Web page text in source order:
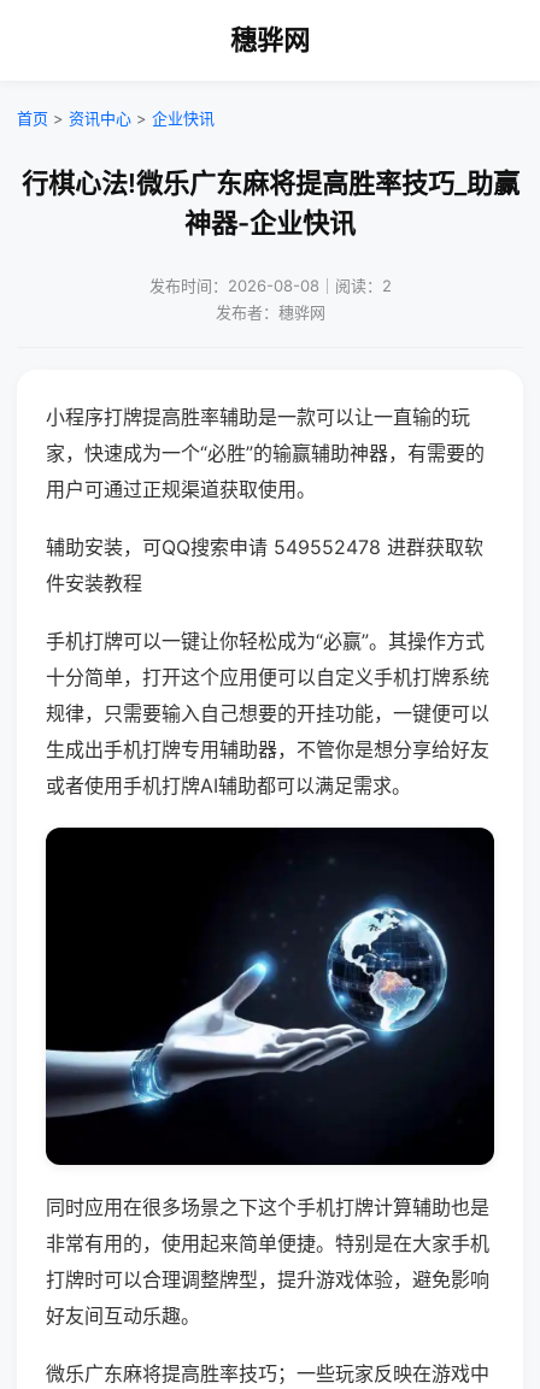
穗骅网
首页 > 资讯中心 > 企业快讯
行棋心法!微乐广东麻将提高胜率技巧_助赢
神器-企业快讯
发布时间：2026-08-08｜阅读：2
发布者：穗骅网
小程序打牌提高胜率辅助是一款可以让一直输的玩
家，快速成为一个“必胜”的输赢辅助神器，有需要的
用户可通过正规渠道获取使用。
辅助安装，可QQ搜索申请 549552478 进群获取软
件安装教程
手机打牌可以一键让你轻松成为“必赢”。其操作方式
十分简单，打开这个应用便可以自定义手机打牌系统
规律，只需要输入自己想要的开挂功能，一键便可以
生成出手机打牌专用辅助器，不管你是想分享给好友
或者使用手机打牌AI辅助都可以满足需求。
同时应用在很多场景之下这个手机打牌计算辅助也是
非常有用的，使用起来简单便捷。特别是在大家手机
打牌时可以合理调整牌型，提升游戏体验，避免影响
好友间互动乐趣。
微乐广东麻将提高胜率技巧；一些玩家反映在游戏中